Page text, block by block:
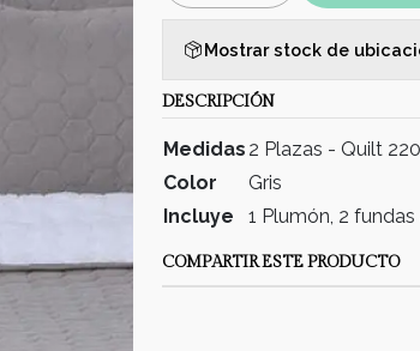
Mostrar stock de
DESCRIPCIÓN
Medidas 2 Plazas - Quilt
Color
Gris
Incluye
1 Plumón, 2
COMPARTIR ESTE PRODUCTO